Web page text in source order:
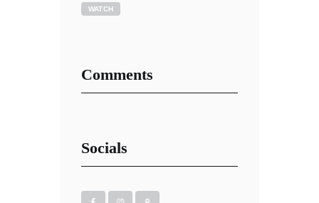
WATCH
Comments
Socials